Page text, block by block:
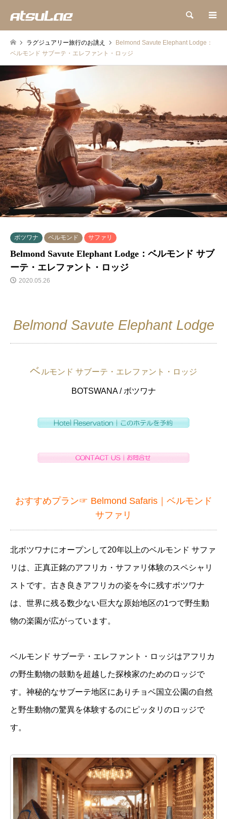
検索
ラグジュアリー旅行のお誂え
Belmond Savute Elephant Lodge：
ベルモンド サブーテ・エレファント・ロッジ
ボツワナ ベルモンド サファリ
Belmond Savute Elephant Lodge：ベルモンド サブ
ーテ・エレファント・ロッジ
2020.05.26
Belmond Savute Elephant Lodge
ベ ルモンド サブーテ・エレファント・ロッジ
BOTSWANA / ボツワナ
おすすめプラン☞ Belmond Safaris｜ベルモンド
サファリ
北ボツワナにオープンして20年以上のベルモンド サファ
リは、正真正銘のアフリカ・サファリ体験のスペシャリ
ストです。古き良きアフリカの姿を今に残すボツワナ
は、世界に残る数少ない巨大な原始地区の1つで野生動
物の楽園が広がっています。
ベルモンド サブーテ・エレファント・ロッジはアフリカ
の野生動物の鼓動を超越した探検家のためのロッジで
す。神秘的なサブーテ地区にありチョベ国立公園の自然
と野生動物の驚異を体験するのにピッタリのロッジで
す。